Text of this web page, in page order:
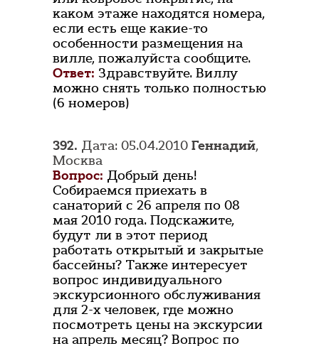
каком этаже находятся номера,
если есть еще какие-то
особенности размещения на
вилле, пожалуйста сообщите.
Ответ: Здравствуйте. Виллу
можно снять только полностью
(6 номеров)
392. Дата: 05.04.2010 Геннадий,
Москва
Вопрос: Добрый день!
Собираемся приехать в
санаторий с 26 апреля по 08
мая 2010 года. Подскажите,
будут ли в этот период
работать открытый и закрытые
бассейны? Также интересует
вопрос индивидуального
экскурсионного обслуживания
для 2-х человек, где можно
посмотреть цены на экскурсии
на апрель месяц? Вопрос по